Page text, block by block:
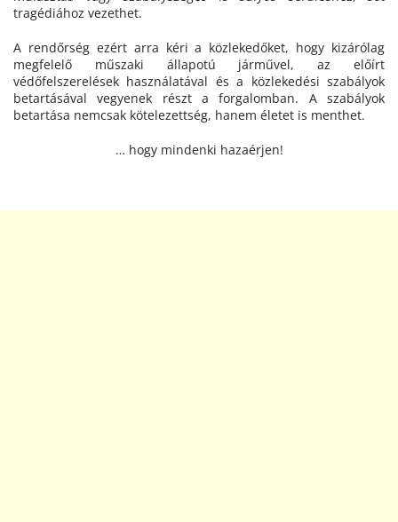
tragédiához vezethet.
A rendőrség ezért arra kéri a közlekedőket, hogy kizárólag
megfelelő műszaki állapotú járművel, az előírt
védőfelszerelések használatával és a közlekedési szabályok
betartásával vegyenek részt a forgalomban. A szabályok
betartása nemcsak kötelezettség, hanem életet is menthet.
… hogy mindenki hazaérjen!